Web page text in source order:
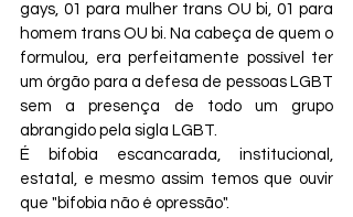
gays, 01 para mulher trans OU bi, 01 para
homem trans OU bi. Na cabeça de quem o
formulou, era perfeitamente possível ter
um órgão para a defesa de pessoas LGBT
sem a presença de todo um grupo
abrangido pela sigla LGBT.
É bifobia escancarada, institucional,
estatal, e mesmo assim temos que ouvir
que "bifobia não é opressão".